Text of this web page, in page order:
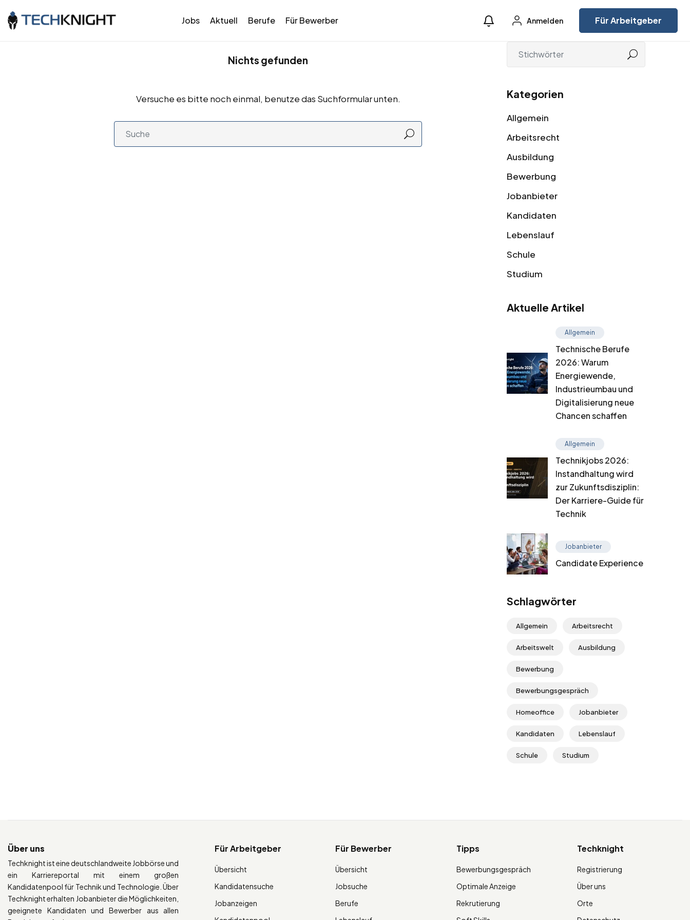
Jobs Aktuell Berufe Für Bewerber Anmelden Für Arbeitgeber
Nichts gefunden
Versuche es bitte noch einmal, benutze das Suchformular unten. Kategorien
Allgemein
Arbeitsrecht
Ausbildung
Bewerbung
Jobanbieter
Kandidaten
Lebenslauf
Schule
Studium
Aktuelle Artikel
Allgemein
Technische Berufe
2026: Warum
Energiewende,
Industrieumbau und
Digitalisierung neue
Chancen schaffen
Allgemein
Technikjobs 2026:
Instandhaltung wird
zur Zukunftsdisziplin:
Der Karriere-Guide für
Technik
Jobanbieter
Candidate Experience
Schlagwörter
Allgemein Arbeitsrecht
Arbeitswelt Ausbildung
Bewerbung
Bewerbungsgespräch
Homeoffice Jobanbieter
Kandidaten Lebenslauf
Schule Studium
Über uns
Techknight ist eine deutschlandweite Jobbörse und
ein Karriereportal mit einem großen
Kandidatenpool für Technik und Technologie. Über
Techknight erhalten Jobanbieter die Möglichkeiten,
geeignete Kandidaten und Bewerber aus allen
Für Arbeitgeber
Übersicht
Kandidatensuche
Jobanzeigen
Für Bewerber
Übersicht
Jobsuche
Berufe
Tipps
Bewerbungsgespräch
Optimale Anzeige
Rekrutierung
Techknight
Registrierung
Über uns
Orte